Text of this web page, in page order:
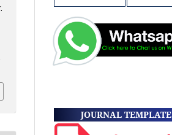
JOURNAL TEMPLATE